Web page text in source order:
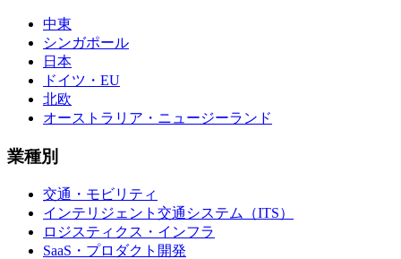
中東
シンガポール
日本
ドイツ・EU
北欧
オーストラリア・ニュージーランド
業種別
交通・モビリティ
インテリジェント交通システム（ITS）
ロジスティクス・インフラ
SaaS・プロダクト開発